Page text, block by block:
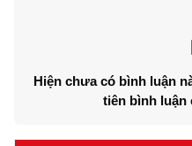
Hiện chưa có bình luận
tiên bình luận